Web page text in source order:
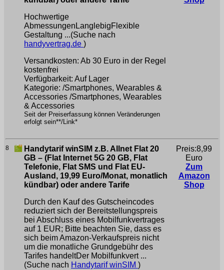
Hochwertige
AbmessungenLanglebigFlexible
Gestaltung ...(Suche nach
handyvertrag.de )
Versandkosten: Ab 30 Euro in der Regel
kostenfrei
Verfügbarkeit: Auf Lager
Kategorie: /Smartphones, Wearables &
Accessories /Smartphones, Wearables
& Accessories
Seit der Preiserfassung können Veränderungen
erfolgt sein**/Link*
8
Handytarif winSIM z.B. Allnet Flat 20
GB – (Flat Internet 5G 20 GB, Flat
Telefonie, Flat SMS und Flat EU-
Ausland, 19,99 Euro/Monat, monatlich
kündbar) oder andere Tarife
Durch den Kauf des Gutscheincodes
reduziert sich der Bereitstellungspreis
bei Abschluss eines Mobilfunkvertrages
auf 1 EUR; Bitte beachten Sie, dass es
sich beim Amazon-Verkaufspreis nicht
um die monatliche Grundgebühr des
Tarifes handeltDer Mobilfunkvert ...
(Suche nach Handytarif winSIM )
Preis:8,99
Euro
Zum
Amazon
Shop